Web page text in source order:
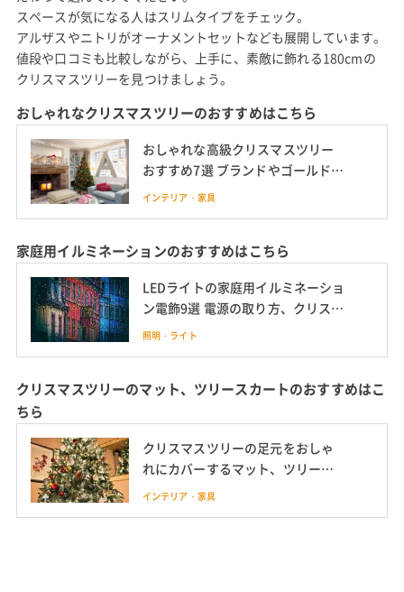
スペースが気になる人はスリムタイプをチェック。
アルザスやニトリがオーナメントセットなども展開しています。
値段や口コミも比較しながら、上手に、素敵に飾れる180cmの
クリスマスツリーを見つけましょう。
おしゃれなクリスマスツリーのおすすめはこちら
おしゃれな高級クリスマスツリー
おすすめ7選 ブランドやゴールドク
レストも
インテリア・家具
家庭用イルミネーションのおすすめはこちら
LEDライトの家庭用イルミネーショ
ン電飾9選 電源の取り方、クリスマ
スやハロウィンの飾り方も紹介
照明・ライト
クリスマスツリーのマット、ツリースカートのおすすめはこ
ちら
クリスマスツリーの足元をおしゃ
れにカバーするマット、ツリース
カートおすすめ9選 ツリーの足元隠
インテリア・家具